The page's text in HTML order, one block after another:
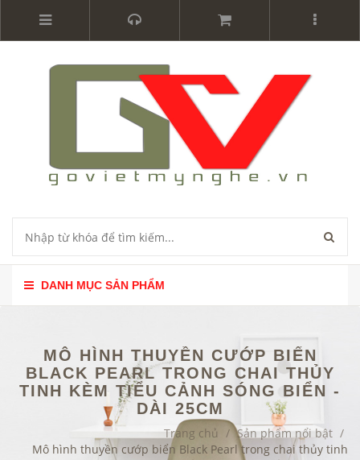
DANH MỤC SẢN PHẨM
MÔ HÌNH THUYỀN CƯỚP BIỂN
BLACK PEARL TRONG CHAI THỦY
TINH KÈM TIỂU CẢNH SÓNG BIỂN -
DÀI 25CM
Trang chủ / Sản phẩm nổi bật /
Mô hình thuyền cướp biển Black Pearl trong chai thủy tinh